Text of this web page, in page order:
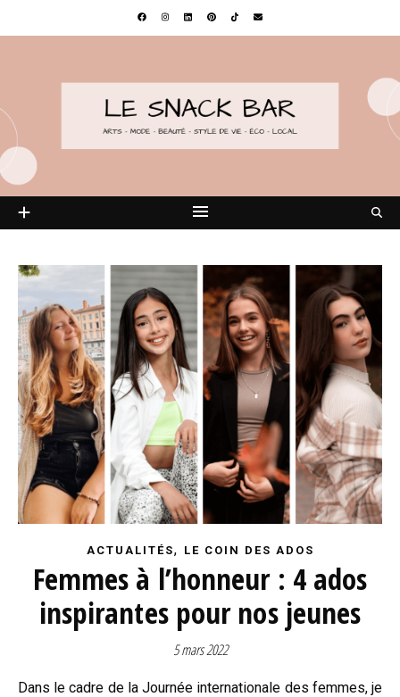
ACTUALITÉS, LE COIN DES ADOS
Femmes à l’honneur : 4 ados
inspirantes pour nos jeunes
5 mars 2022
Dans le cadre de la Journée internationale des femmes, je